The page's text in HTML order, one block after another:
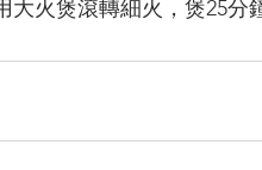
火煲滾轉細火，煲25分